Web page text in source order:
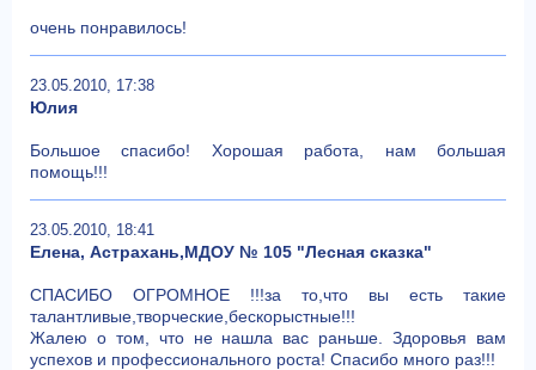
очень понравилось!
23.05.2010, 17:38
Юлия
Большое спасибо! Хорошая работа, нам большая
помощь!!!
23.05.2010, 18:41
Елена, Астрахань,МДОУ № 105 "Лесная сказка"
СПАСИБО ОГРОМНОЕ !!!за то,что вы есть такие
талантливые,творческие,бескорыстные!!!
Жалею о том, что не нашла вас раньше. Здоровья вам
успехов и профессионального роста! Спасибо много раз!!!